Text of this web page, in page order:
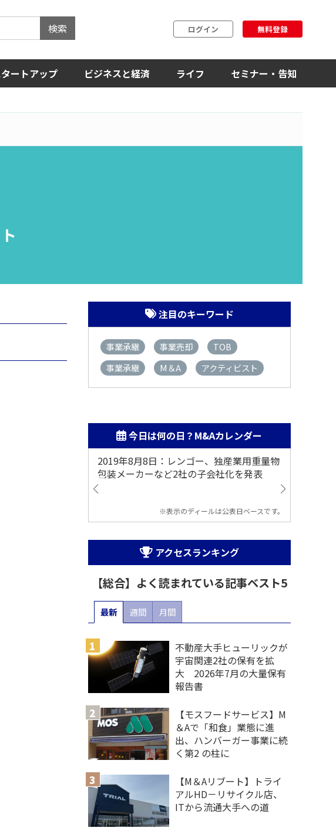
検索 ログイン 無料登録
ートアップ ビジネスと経済 ライフ セミナー・告知
注目のキーワード
事業承継 事業売却
TOB
事業承継
M＆A アクティビスト
今日は何の日？M&Aカレンダー
2019年8月8日：レンゴー、独産業用重量物
包装メーカーなど2社の子会社化を発表
※表示のディールは公表日ベースです。
アクセスランキング
【総合】よく読まれている記事ベスト5
最新 週間 月間
不動産大手ヒューリックが
宇宙関連2社の保有を拡
大 2026年7月の大量保有
報告書
【モスフードサービス】M
＆Aで「和食」業態に進
出、ハンバーガー事業に続
く第2 の柱に
【M＆Aリブート】トライ
アルHD－リサイクル店、
ITから流通大手への道